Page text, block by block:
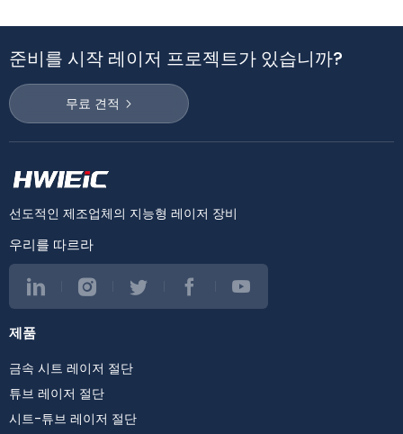
준비를 시작 레이저 프로젝트가 있습니까?
무료 견적
선도적인 제조업체의 지능형 레이저 장비
우리를 따르라
제품
금속 시트 레이저 절단
튜브 레이저 절단
시트-튜브 레이저 절단